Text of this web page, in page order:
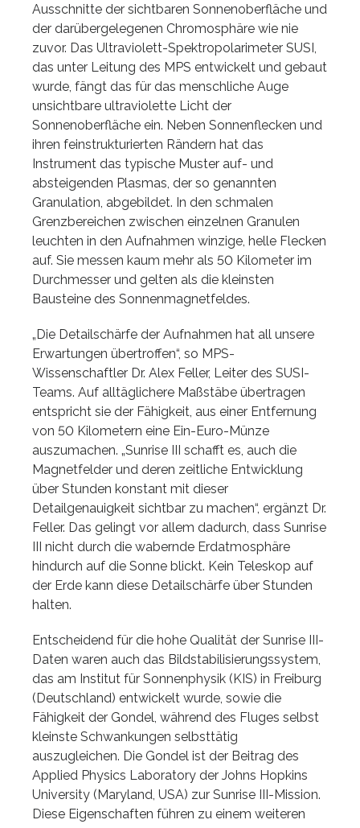
Ausschnitte der sichtbaren Sonnenoberfläche und
der darübergelegenen Chromosphäre wie nie
zuvor. Das Ultraviolett-Spektropolarimeter SUSI,
das unter Leitung des MPS entwickelt und gebaut
wurde, fängt das für das menschliche Auge
unsichtbare ultraviolette Licht der
Sonnenoberfläche ein. Neben Sonnenflecken und
ihren feinstrukturierten Rändern hat das
Instrument das typische Muster auf- und
absteigenden Plasmas, der so genannten
Granulation, abgebildet. In den schmalen
Grenzbereichen zwischen einzelnen Granulen
leuchten in den Aufnahmen winzige, helle Flecken
auf. Sie messen kaum mehr als 50 Kilometer im
Durchmesser und gelten als die kleinsten
Bausteine des Sonnenmagnetfeldes.
„Die Detailschärfe der Aufnahmen hat all unsere
Erwartungen übertroffen“, so MPS-
Wissenschaftler Dr. Alex Feller, Leiter des SUSI-
Teams. Auf alltäglichere Maßstäbe übertragen
entspricht sie der Fähigkeit, aus einer Entfernung
von 50 Kilometern eine Ein-Euro-Münze
auszumachen. „Sunrise III schafft es, auch die
Magnetfelder und deren zeitliche Entwicklung
über Stunden konstant mit dieser
Detailgenauigkeit sichtbar zu machen“, ergänzt Dr.
Feller. Das gelingt vor allem dadurch, dass Sunrise
III nicht durch die wabernde Erdatmosphäre
hindurch auf die Sonne blickt. Kein Teleskop auf
der Erde kann diese Detailschärfe über Stunden
halten.
Entscheidend für die hohe Qualität der Sunrise III-
Daten waren auch das Bildstabilisierungssystem,
das am Institut für Sonnenphysik (KIS) in Freiburg
(Deutschland) entwickelt wurde, sowie die
Fähigkeit der Gondel, während des Fluges selbst
kleinste Schwankungen selbsttätig
auszugleichen. Die Gondel ist der Beitrag des
Applied Physics Laboratory der Johns Hopkins
University (Maryland, USA) zur Sunrise III-Mission.
Diese Eigenschaften führen zu einem weiteren